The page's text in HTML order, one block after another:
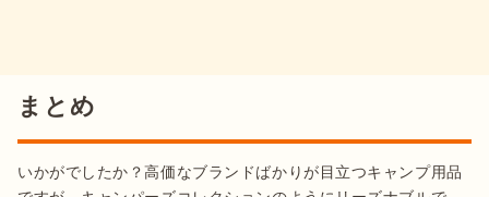
まとめ
いかがでしたか？高価なブランドばかりが目立つキャンプ用品